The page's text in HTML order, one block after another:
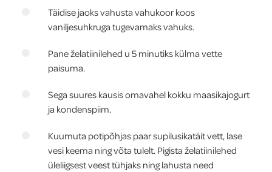
Täidise jaoks vahusta vahukoor koos
vaniljesuhkruga tugevamaks vahuks.
Pane želatiinilehed u 5 minutiks külma vette
paisuma.
Sega suures kausis omavahel kokku maasikajogurt
ja kondenspiim.
Kuumuta potipõhjas paar supilusikatäit vett, lase
vesi keema ning võta tulelt. Pigista želatiinilehed
üleliigsest veest tühjaks ning lahusta need